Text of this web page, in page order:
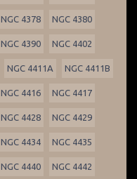
NGC 4378 NGC 4380
NGC 4390 NGC 4402
NGC 4411A NGC 4411B
NGC 4416 NGC 4417
NGC 4428 NGC 4429
NGC 4434 NGC 4435
NGC 4440 NGC 4442